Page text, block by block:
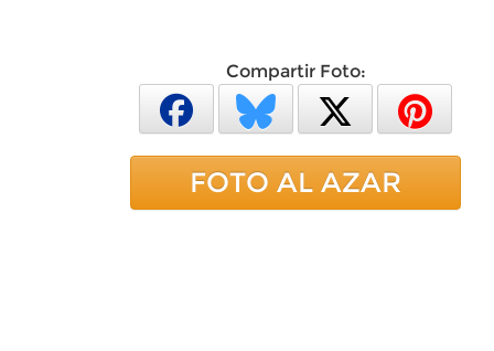
Compartir Foto:
FOTO AL AZAR